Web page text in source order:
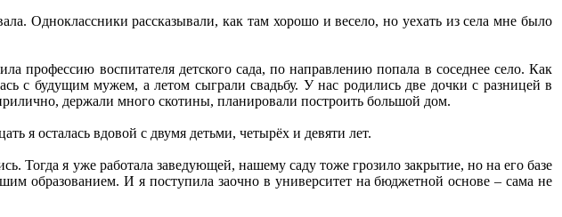
Одноклассники рассказывали, как там хорошо и весело, но уехать из села мне было
профессию воспитателя детского сада, по направлению попала в соседнее село. Как
с будущим мужем, а летом сыграли свадьбу. У нас родились две дочки с разницей в
держали много скотины, планировали построить большой дом.
я осталась вдовой с двумя детьми, четырёх и девяти лет.
Тогда я уже работала заведующей, нашему саду тоже грозило закрытие, но на его базе
образованием. И я поступила заочно в университет на бюджетной основе – сама не